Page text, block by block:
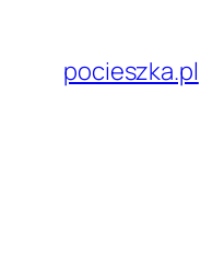
treści
pocieszka.pl